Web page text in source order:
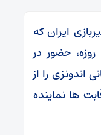
ایران که
سال گذشته به خاطر جنگ ۱۲ روزه، حضور در
اندونزی را از
ها نماینده